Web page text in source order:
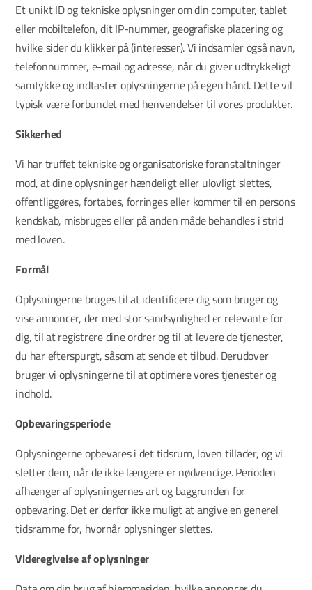
Et unikt ID og tekniske oplysninger om din computer, tablet
eller mobiltelefon, dit IP-nummer, geografiske placering og
hvilke sider du klikker på (interesser). Vi indsamler også navn,
telefonnummer, e-mail og adresse, når du giver udtrykkeligt
samtykke og indtaster oplysningerne på egen hånd. Dette vil
typisk være forbundet med henvendelser til vores produkter.
Sikkerhed
Vi har truffet tekniske og organisatoriske foranstaltninger
mod, at dine oplysninger hændeligt eller ulovligt slettes,
offentliggøres, fortabes, forringes eller kommer til en persons
kendskab, misbruges eller på anden måde behandles i strid
med loven.
Formål
Oplysningerne bruges til at identificere dig som bruger og
vise annoncer, der med stor sandsynlighed er relevante for
dig, til at registrere dine ordrer og til at levere de tjenester,
du har efterspurgt, såsom at sende et tilbud. Derudover
bruger vi oplysningerne til at optimere vores tjenester og
indhold.
Opbevaringsperiode
Oplysningerne opbevares i det tidsrum, loven tillader, og vi
sletter dem, når de ikke længere er nødvendige. Perioden
afhænger af oplysningernes art og baggrunden for
opbevaring. Det er derfor ikke muligt at angive en generel
tidsramme for, hvornår oplysninger slettes.
Videregivelse af oplysninger